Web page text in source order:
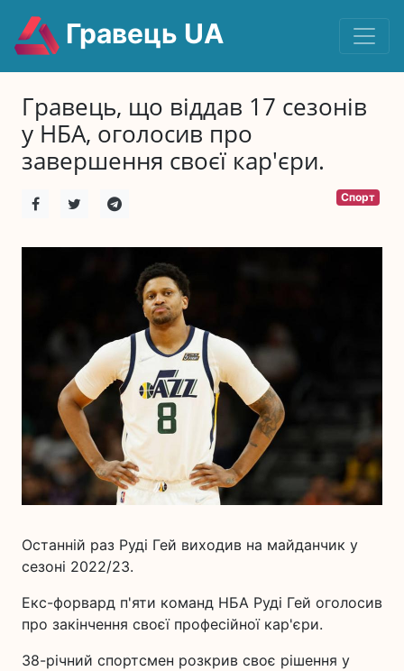
Гравець UA
Гравець, що віддав 17 сезонів
у НБА, оголосив про
завершення своєї кар'єри.
Спорт
Останній раз Руді Гей виходив на майданчик у
сезоні 2022/23.
Екс-форвард п'яти команд НБА Руді Гей оголосив
про закінчення своєї професійної кар'єри.
38-річний спортсмен розкрив своє рішення у